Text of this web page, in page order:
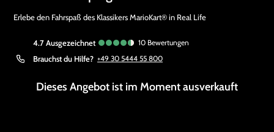
Erlebe den Fahrspaß des Klassikers MarioKart® in Real Life
4.7 ausgezeichnet 10 Bewertungen
Brauchst du Hilfe? +49 30 5444 55 800
Dieses Angebot ist im Moment ausverkauft